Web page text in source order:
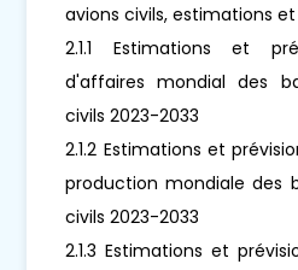
avions civils, estimations
2.1.1 Estimations et
d'affaires mondial des
civils 2023-2033
2.1.2 Estimations et
production mondiale des
civils 2023-2033
2.1.3 Estimations et